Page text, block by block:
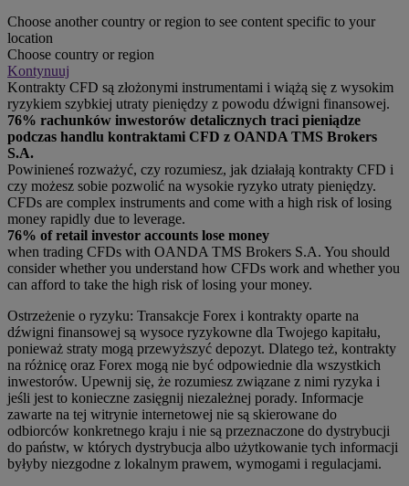
Choose another country or region to see content specific to your
location
Choose country or region
Kontynuuj
Kontrakty CFD są złożonymi instrumentami i wiążą się z wysokim
ryzykiem szybkiej utraty pieniędzy z powodu dźwigni finansowej.
76% rachunków inwestorów detalicznych traci pieniądze
podczas handlu kontraktami CFD z OANDA TMS Brokers
S.A.
Powinieneś rozważyć, czy rozumiesz, jak działają kontrakty CFD i
czy możesz sobie pozwolić na wysokie ryzyko utraty pieniędzy.
CFDs are complex instruments and come with a high risk of losing
money rapidly due to leverage.
76% of retail investor accounts lose money
when trading CFDs with OANDA TMS Brokers S.A. You should
consider whether you understand how CFDs work and whether you
can afford to take the high risk of losing your money.
Ostrzeżenie o ryzyku: Transakcje Forex i kontrakty oparte na
dźwigni finansowej są wysoce ryzykowne dla Twojego kapitału,
ponieważ straty mogą przewyższyć depozyt. Dlatego też, kontrakty
na różnicę oraz Forex mogą nie być odpowiednie dla wszystkich
inwestorów. Upewnij się, że rozumiesz związane z nimi ryzyka i
jeśli jest to konieczne zasięgnij niezależnej porady. Informacje
zawarte na tej witrynie internetowej nie są skierowane do
odbiorców konkretnego kraju i nie są przeznaczone do dystrybucji
do państw, w których dystrybucja albo użytkowanie tych informacji
byłyby niezgodne z lokalnym prawem, wymogami i regulacjami.